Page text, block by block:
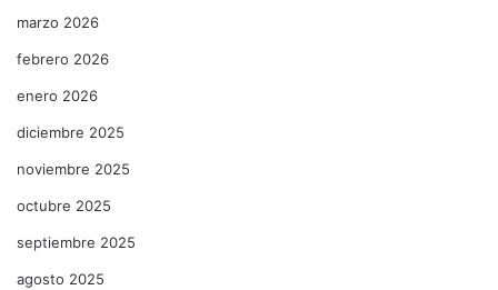
marzo 2026
febrero 2026
enero 2026
diciembre 2025
noviembre 2025
octubre 2025
septiembre 2025
agosto 2025